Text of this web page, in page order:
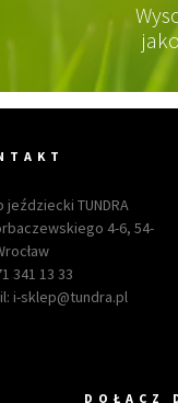
jeździecki TUNDRA
4-6, 54-
341 13 33
i-sklep@tundra.pl
DOŁACZ